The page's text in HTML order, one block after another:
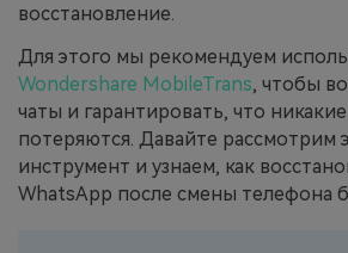
восстановление.
Для этого мы рекомендуем
Wondershare MobileTrans, чтобы
чаты и гарантировать, что
потеряются. Давайте рассмотрим
инструмент и узнаем, как
WhatsApp после смены телефона